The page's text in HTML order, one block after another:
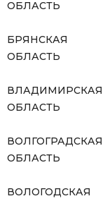
ОБЛАСТЬ
БРЯНСКАЯ
ОБЛАСТЬ
ВЛАДИМИРСКАЯ
ОБЛАСТЬ
ВОЛГОГРАДСКАЯ
ОБЛАСТЬ
ВОЛОГОДСКАЯ